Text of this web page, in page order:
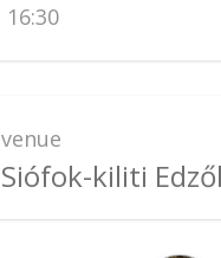
16:30
venue
Siófok-kiliti